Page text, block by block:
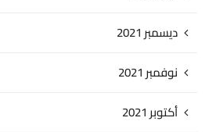
ديسمبر 2021
نوفمبر 2021
أكتوبر 2021